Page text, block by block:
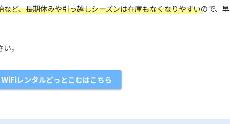
ど、長期休みや引っ越しシーズンは在庫もなくなりやすいので、早
。
WiFiレンタルどっとこむはこちら